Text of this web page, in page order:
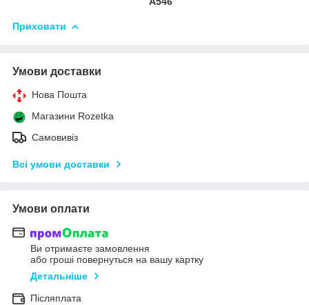
Приховати
Умови доставки
Нова Пошта
Магазини Rozetka
Самовивіз
Всі умови доставки
Умови оплати
Ви отримаєте замовлення
або гроші повернуться на вашу картку
Детальніше
Післяплата